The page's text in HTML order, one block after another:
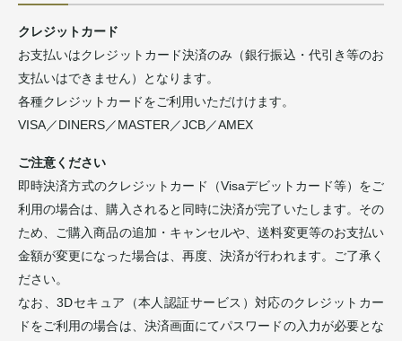
クレジットカード
お支払いはクレジットカード決済のみ（銀行振込・代引き等のお
支払いはできません）となります。
各種クレジットカードをご利用いただけけます。
VISA／DINERS／MASTER／JCB／AMEX
ご注意ください
即時決済方式のクレジットカード（Visaデビットカード等）をご
利用の場合は、購入されると同時に決済が完了いたします。その
ため、ご購入商品の追加・キャンセルや、送料変更等のお支払い
金額が変更になった場合は、再度、決済が行われます。ご了承く
ださい。
なお、3Dセキュア（本人認証サービス）対応のクレジットカー
ドをご利用の場合は、決済画面にてパスワードの入力が必要とな